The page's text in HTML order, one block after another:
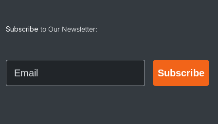
Subscribe to Our Newsletter:
Email
Subscribe